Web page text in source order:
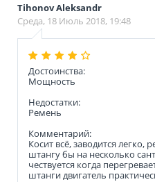
Tihonov Aleksandr
Среда, 18 Июль 2018, 19:48
Достоинства:
Мощность
Недостатки:
Ремень
Комментарий:
Косит всё, заводится легко,
штангу бы на несколько
чествуется когда
штанги двигатель